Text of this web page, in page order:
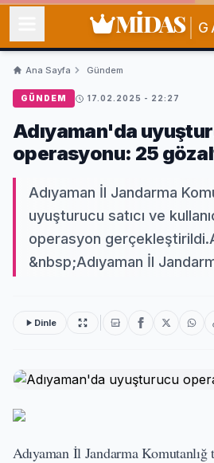
MİDAS
Ana Sayfa Gündem
GÜNDEM 17.02.2025 - 22:27
Adıyaman'da
operasyonu: 25
Adıyaman İl Jandarma
uyuşturucu satıcı ve
operasyon
&nbsp;Adıyaman İl
Dinle
Adıyaman İl Jandarma Komutanlığ